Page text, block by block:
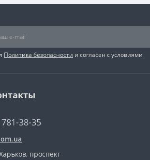
Политика безопасности и согласен с условиями
38-35
проспект